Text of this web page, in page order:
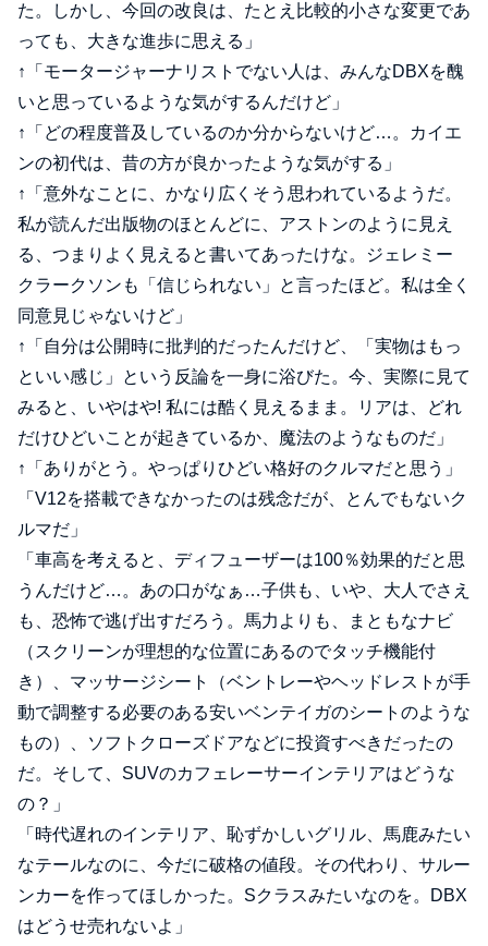
た。しかし、今回の改良は、たとえ比較的小さな変更であ
っても、大きな進歩に思える」
↑「モータージャーナリストでない人は、みんなDBXを醜
いと思っているような気がするんだけど」
↑「どの程度普及しているのか分からないけど…。カイエ
ンの初代は、昔の方が良かったような気がする」
↑「意外なことに、かなり広くそう思われているようだ。
私が読んだ出版物のほとんどに、アストンのように見え
る、つまりよく見えると書いてあったけな。ジェレミー
クラークソンも「信じられない」と言ったほど。私は全く
同意見じゃないけど」
↑「自分は公開時に批判的だったんだけど、「実物はもっ
といい感じ」という反論を一身に浴びた。今、実際に見て
みると、いやはや! 私には酷く見えるまま。リアは、どれ
だけひどいことが起きているか、魔法のようなものだ」
↑「ありがとう。やっぱりひどい格好のクルマだと思う」
「V12を搭載できなかったのは残念だが、とんでもないク
ルマだ」
「車高を考えると、ディフューザーは100％効果的だと思
うんだけど…。あの口がなぁ…子供も、いや、大人でさえ
も、恐怖で逃げ出すだろう。馬力よりも、まともなナビ
（スクリーンが理想的な位置にあるのでタッチ機能付
き）、マッサージシート（ベントレーやヘッドレストが手
動で調整する必要のある安いベンテイガのシートのような
もの）、ソフトクローズドアなどに投資すべきだったの
だ。そして、SUVのカフェレーサーインテリアはどうな
の？」
「時代遅れのインテリア、恥ずかしいグリル、馬鹿みたい
なテールなのに、今だに破格の値段。その代わり、サルー
ンカーを作ってほしかった。Sクラスみたいなのを。DBX
はどうせ売れないよ」